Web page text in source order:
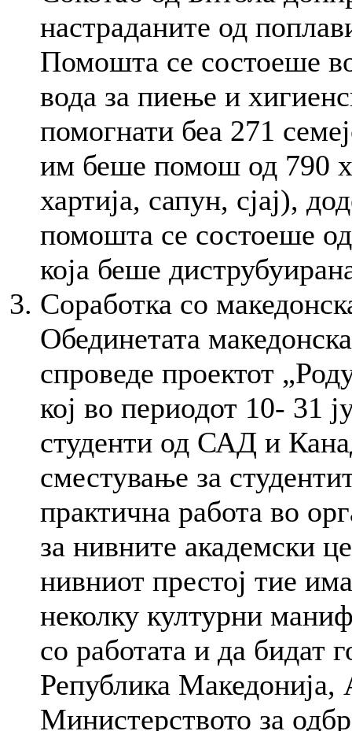
настраданите од
Помошта се состоеше
вода за пиење и
помогнати беа 271
им беше помош од 790
хартија, сапун, сјај),
помошта се состоеше
која беше
Соработка со
Обединетата
спроведе проектот
кој во периодот 10- 31
студенти од САД и
сместување за
практична работа во
за нивните академски
нивниот престој тие
неколку културни
со работата и да бидат
Република
Министерството за